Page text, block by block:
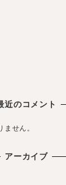
近のコメント
せん。
アーカイブ